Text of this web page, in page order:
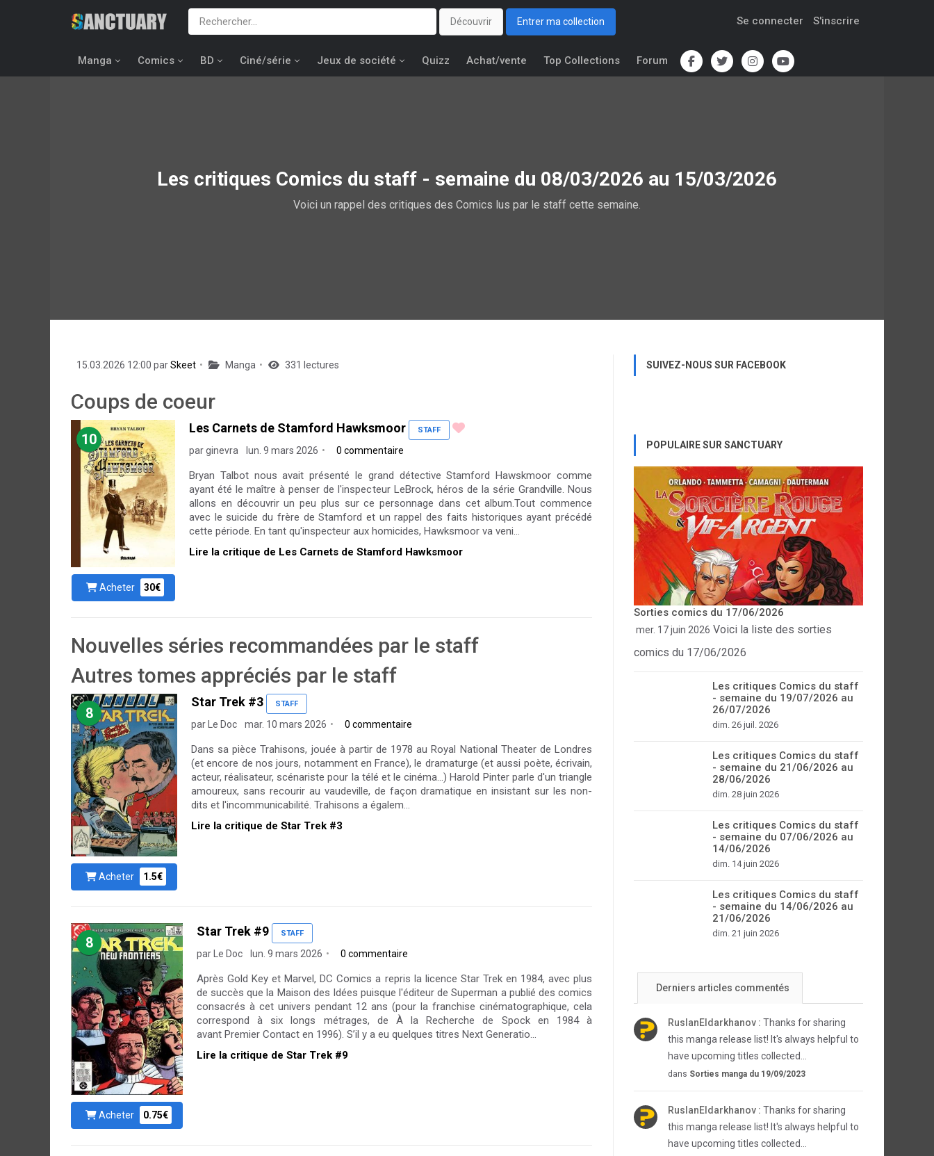
Découvrir Entrer ma collection Se connecter S'inscrire
Manga Comics BD Ciné/série Jeux de société Quizz Achat/vente Top Collections Forum
Les critiques Comics du staff - semaine du 08/03/2026 au 15/03/2026
Voici un rappel des critiques des Comics lus par le staff cette semaine.
15.03.2026 12:00 parSkeet Manga 331 lectures
Coups de coeur
10
Acheter 30€
Les Carnets de Stamford Hawksmoor STAFF
par ginevra lun. 9 mars 2026 0 commentaire
Bryan Talbot nous avait présenté le grand détective Stamford Hawskmoor comme
ayant été le maître à penser de l'inspecteur LeBrock, héros de la série Grandville. Nous
allons en découvrir un peu plus sur ce personnage dans cet album.Tout commence
avec le suicide du frère de Stamford et un rappel des faits historiques ayant précédé
cette période. En tant qu'inspecteur aux homicides, Hawksmoor va veni...
Lire la critique de Les Carnets de Stamford Hawksmoor
Nouvelles séries recommandées par le staff
Autres tomes appréciés par le staff
8
Acheter 1.5€
Star Trek #3 STAFF
par Le Doc mar. 10 mars 2026 0 commentaire
Dans sa pièce Trahisons, jouée à partir de 1978 au Royal National Theater de Londres
(et encore de nos jours, notamment en France), le dramaturge (et aussi poète, écrivain,
acteur, réalisateur, scénariste pour la télé et le cinéma...) Harold Pinter parle d'un triangle
amoureux, sans recourir au vaudeville, de façon dramatique en insistant sur les non-
dits et l'incommunicabilité. Trahisons a égalem...
Lire la critique de Star Trek #3
8
Acheter 0.75€
Star Trek #9 STAFF
par Le Doc lun. 9 mars 2026 0 commentaire
Après Gold Key et Marvel, DC Comics a repris la licence Star Trek en 1984, avec plus
de succès que la Maison des Idées puisque l'éditeur de Superman a publié des comics
consacrés à cet univers pendant 12 ans (pour la franchise cinématographique, cela
correspond à six longs métrages, de À la Recherche de Spock en 1984 à
avant Premier Contact en 1996). S’il y a eu quelques titres Next Generatio...
Lire la critique de Star Trek #9
SUIVEZ-NOUS SUR FACEBOOK
POPULAIRE SUR SANCTUARY
Sorties comics du 17/06/2026
mer. 17 juin 2026 Voici la liste des sorties
comics du 17/06/2026
Les critiques Comics du staff
- semaine du 19/07/2026 au
26/07/2026
dim. 26 juil. 2026
Les critiques Comics du staff
- semaine du 21/06/2026 au
28/06/2026
dim. 28 juin 2026
Les critiques Comics du staff
- semaine du 07/06/2026 au
14/06/2026
dim. 14 juin 2026
Les critiques Comics du staff
- semaine du 14/06/2026 au
21/06/2026
dim. 21 juin 2026
Derniers articles commentés
RuslanEldarkhanov : Thanks for sharing
this manga release list! It's always helpful to
have upcoming titles collected...
dans Sorties manga du 19/09/2023
RuslanEldarkhanov : Thanks for sharing
this manga release list! It's always helpful to
have upcoming titles collected...